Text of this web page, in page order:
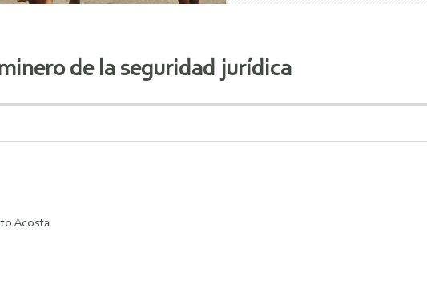
de la seguridad jurídica
Acosta